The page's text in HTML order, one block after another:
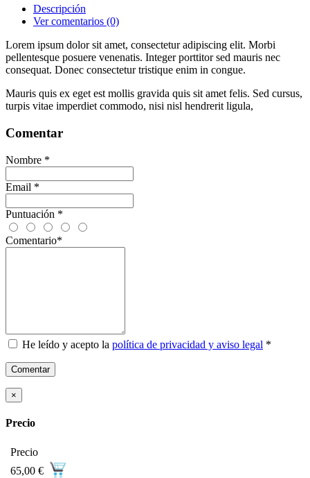
Descripción
Ver comentarios (0)
Lorem ipsum dolor sit amet, consectetur adipiscing elit. Morbi
pellentesque posuere venenatis. Integer porttitor sed mauris nec
consequat. Donec consectetur tristique enim in congue.
Mauris quis ex eget est mollis gravida quis sit amet felis. Sed cursus,
turpis vitae imperdiet commodo, nisi nisl hendrerit ligula,
Comentar
Nombre *
Email *
Puntuación *
Comentario*
He leído y acepto la política de privacidad y aviso legal *
Comentar
×
Precio
Precio
65,00 €